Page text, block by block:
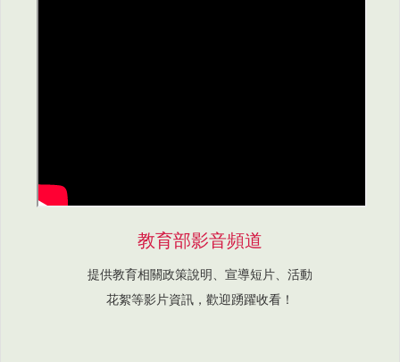
教育部影音頻道
提供教育相關政策說明、宣導短片、活動
花絮等影片資訊，歡迎踴躍收看！